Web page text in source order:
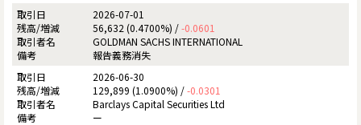
2026-07-01
56,632 (0.4700%) /-0.0601
GOLDMAN SACHS INTERNATIONAL
報告義務消失
2026-06-30
129,899 (1.0900%) /-0.0301
Barclays Capital Securities Ltd
ー